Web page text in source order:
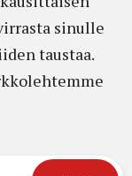
sinulle
taustaa.